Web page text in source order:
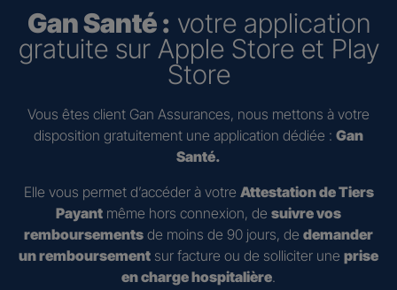
Gan Santé : votre application
gratuite sur Apple Store et Play
Store
Vous êtes client Gan Assurances, nous mettons à votre
disposition gratuitement une application dédiée : Gan
Santé.
Elle vous permet d’accéder à votre Attestation de Tiers
Payant même hors connexion, de suivre vos
remboursements de moins de 90 jours, de demander
un remboursement sur facture ou de solliciter une prise
en charge hospitalière.